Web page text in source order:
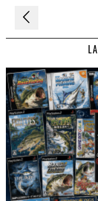
Navigation
de